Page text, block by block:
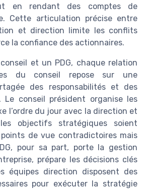
en rendant des comptes de
Cette articulation précise entre
et direction limite les conflits
la confiance des actionnaires.
et un PDG, chaque relation
du conseil repose sur une
des responsabilités et des
Le conseil président organise les
l’ordre du jour avec la direction et
objectifs stratégiques soient
de vue contradictoires mais
pour sa part, porte la gestion
prépare les décisions clés
équipes direction disposent des
pour exécuter la stratégie